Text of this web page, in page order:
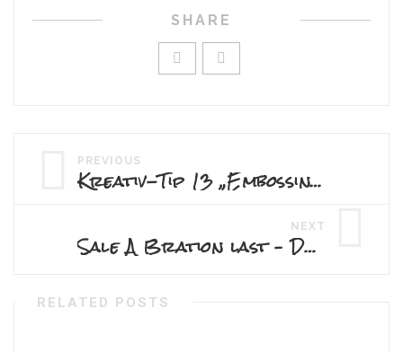
SHARE
PREVIOUS
Kreativ-Tip 13 „Embossing-Helfer“
NEXT
Sale A Bration last – Dahlienkarte
RELATED POSTS